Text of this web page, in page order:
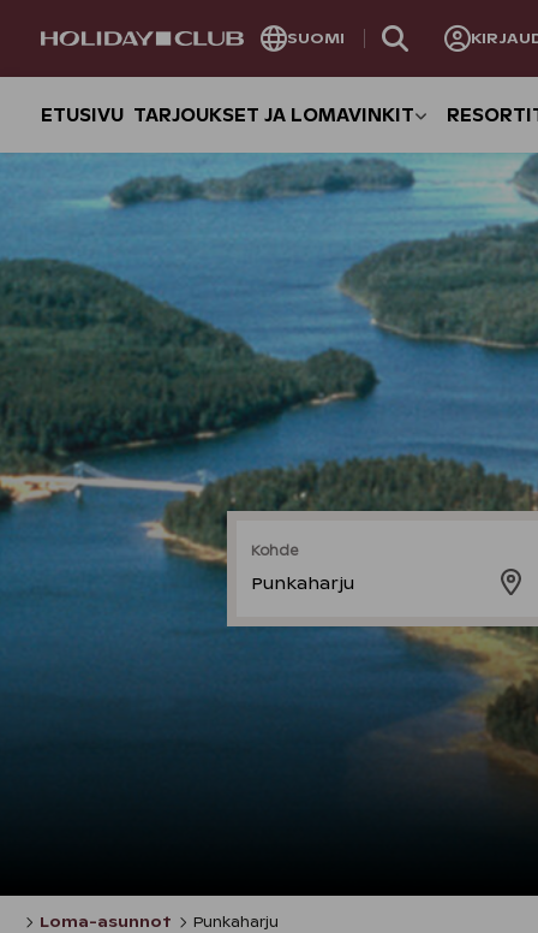
SIVUNAVIGOINTI
SUOMI
ETUSIVU TARJOUKSET JA LOMAVINKIT
Kohde
Punkaharju
Loma-asunnot Punkaharju